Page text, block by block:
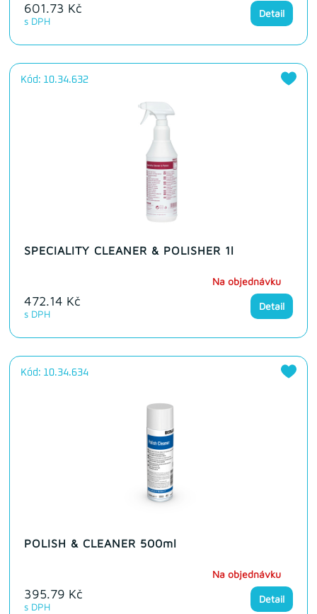
601.73 Kč
s DPH
Detail
Kód: 10.34.632
SPECIALITY CLEANER & POLISHER 1l
472.14 Kč
s DPH
Na objednávku
Detail
Kód: 10.34.634
POLISH & CLEANER 500ml
395.79 Kč
s DPH
Na objednávku
Detail